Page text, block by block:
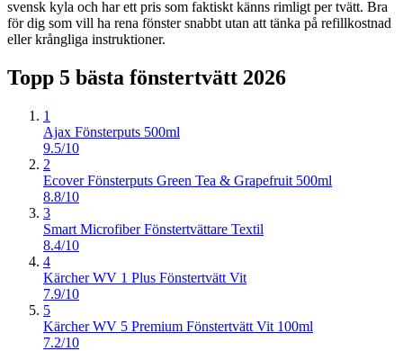
svensk kyla och har ett pris som faktiskt känns rimligt per tvätt. Bra
för dig som vill ha rena fönster snabbt utan att tänka på refillkostnad
eller krångliga instruktioner.
Topp 5 bästa fönstertvätt 2026
1
Ajax Fönsterputs 500ml
9.5/10
2
Ecover Fönsterputs Green Tea & Grapefruit 500ml
8.8/10
3
Smart Microfiber Fönstertvättare Textil
8.4/10
4
Kärcher WV 1 Plus Fönstertvätt Vit
7.9/10
5
Kärcher WV 5 Premium Fönstertvätt Vit 100ml
7.2/10